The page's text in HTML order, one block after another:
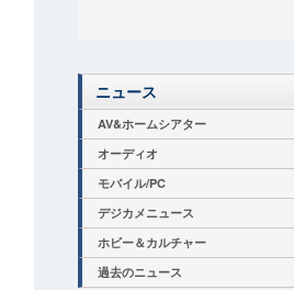
ニュース
AV&ホームシアター
オーディオ
モバイル/PC
デジカメニュース
ホビー＆カルチャー
過去のニュース